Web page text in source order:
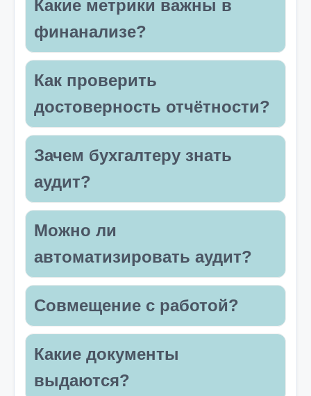
Какие метрики важны в
финанализе?
Как проверить
достоверность отчётности?
Зачем бухгалтеру знать
аудит?
Можно ли
автоматизировать аудит?
Совмещение с работой?
Какие документы
выдаются?